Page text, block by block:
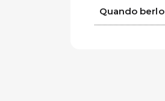
Quando berlo